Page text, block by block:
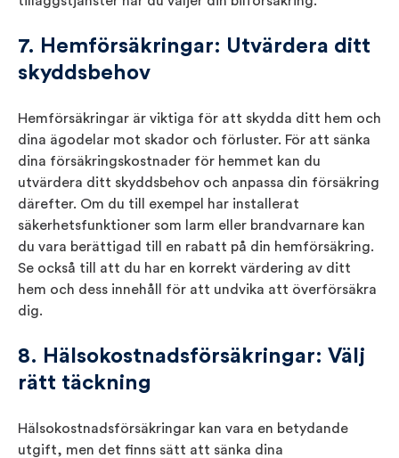
7. Hemförsäkringar: Utvärdera ditt
skyddsbehov
Hemförsäkringar är viktiga för att skydda ditt hem och
dina ägodelar mot skador och förluster. För att sänka
dina försäkringskostnader för hemmet kan du
utvärdera ditt skyddsbehov och anpassa din försäkring
därefter. Om du till exempel har installerat
säkerhetsfunktioner som larm eller brandvarnare kan
du vara berättigad till en rabatt på din hemförsäkring.
Se också till att du har en korrekt värdering av ditt
hem och dess innehåll för att undvika att överförsäkra
dig.
8. Hälsokostnadsförsäkringar: Välj
rätt täckning
Hälsokostnadsförsäkringar kan vara en betydande
utgift, men det finns sätt att sänka dina